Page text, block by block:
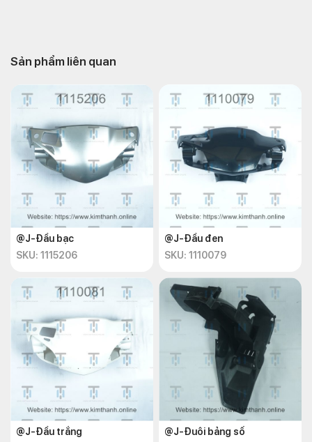
Sản phẩm liên quan
@J-Đầu bạc
SKU: 1115206
@J-Đầu đen
SKU: 1110079
@J-Đầu trắng
@J-Đuôi bảng số